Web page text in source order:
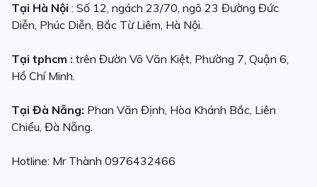
Tại Hà Nội : Số 12, ngách 23/70, ngõ 23 Đường Đức
Diễn, Phúc Diễn, Bắc Từ Liêm, Hà Nội.
Tại tphcm : trên Đườn Võ Văn Kiệt, Phường 7, Quận 6,
Hồ Chí Minh.
Tại Đà Nẵng: Phan Văn Định, Hòa Khánh Bắc, Liên
Chiểu, Đà Nẵng.
Hotline: Mr Thành 0976432466